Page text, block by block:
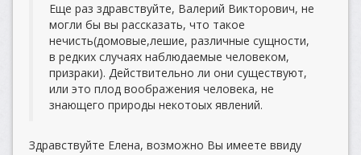
Еще раз здравствуйте, Валерий Викторович, не
могли бы вы рассказать, что такое
нечисть(домовые,лешие, различные сущности,
в редких случаях наблюдаемые человеком,
призраки). Действительно ли они существуют,
или это плод воображения человека, не
знающего природы некотоых явлений.
Здравствуйте Елена, возможно Вы имеете ввиду